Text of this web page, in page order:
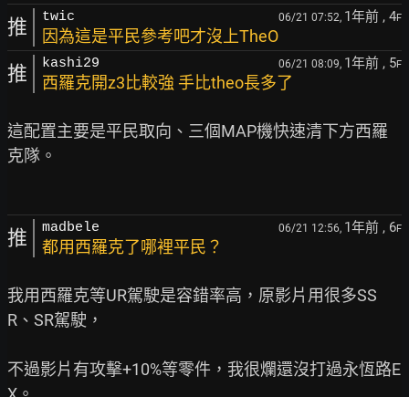
推 twic 06/21 07:52, 1年前 , 4F
因為這是平民參考吧才沒上TheO
推 kashi29 06/21 08:09, 1年前 , 5F
西羅克開z3比較強 手比theo長多了
這配置主要是平民取向、三個MAP機快速清下方西羅
克隊。
推 madbele 06/21 12:56, 1年前 , 6F
都用西羅克了哪裡平民？
我用西羅克等UR駕駛是容錯率高，原影片用很多SS
R、SR駕駛，
不過影片有攻擊+10%等零件，我很爛還沒打過永恆路E